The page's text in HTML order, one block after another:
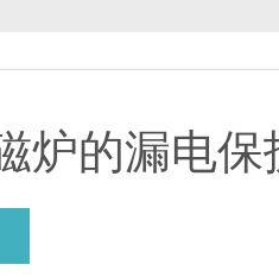
炉的漏电保